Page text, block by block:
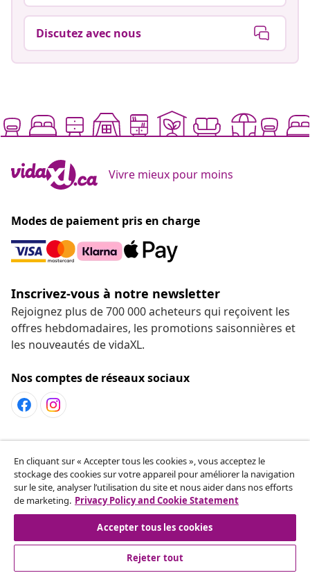
Discutez avec nous
Vivre mieux pour moins
Modes de paiement pris en charge
Inscrivez-vous à notre newsletter
Rejoignez plus de 700 000 acheteurs qui reçoivent les
offres hebdomadaires, les promotions saisonnières et
les nouveautés de vidaXL.
Nos comptes de réseaux sociaux
Service Clients
vidaXL
© 2008-2026 vidaXL fr.vidaxl.ca est une boutique en ligne de
En cliquant sur « Accepter tous les cookies », vous acceptez le
stockage des cookies sur votre appareil pour améliorer la navigation
sur le site, analyser l’utilisation du site et nous aider dans nos efforts
de marketing. Privacy Policy and Cookie Statement
Accepter tous les cookies
Rejeter tout